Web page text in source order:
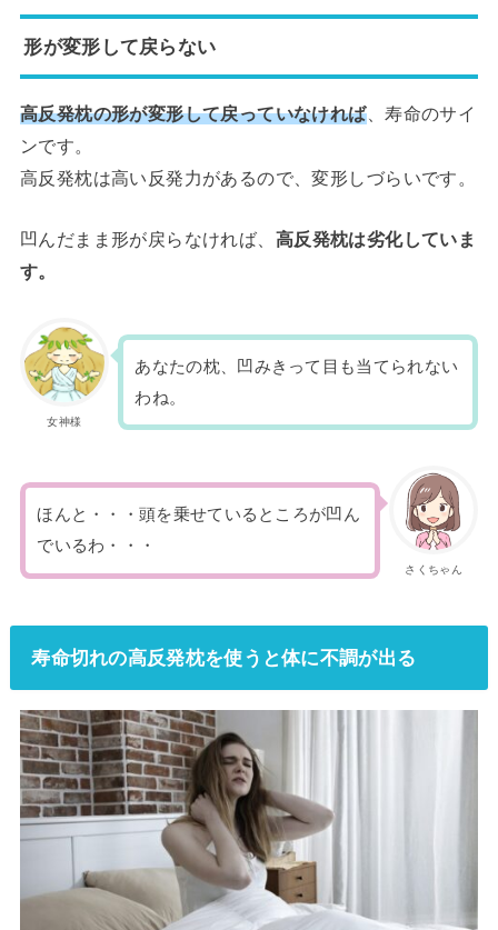
形が変形して戻らない
高反発枕の形が変形して戻っていなければ、寿命のサイ
ンです。
高反発枕は高い反発力があるので、変形しづらいです。
凹んだまま形が戻らなければ、 高反発枕は劣化していま
す。
女神様
あなたの枕、凹みきって目も当てられない
わね。
さくちゃん
ほんと・・・頭を乗せているところが凹ん
でいるわ・・・
寿命切れの高反発枕を使うと体に不調が出る